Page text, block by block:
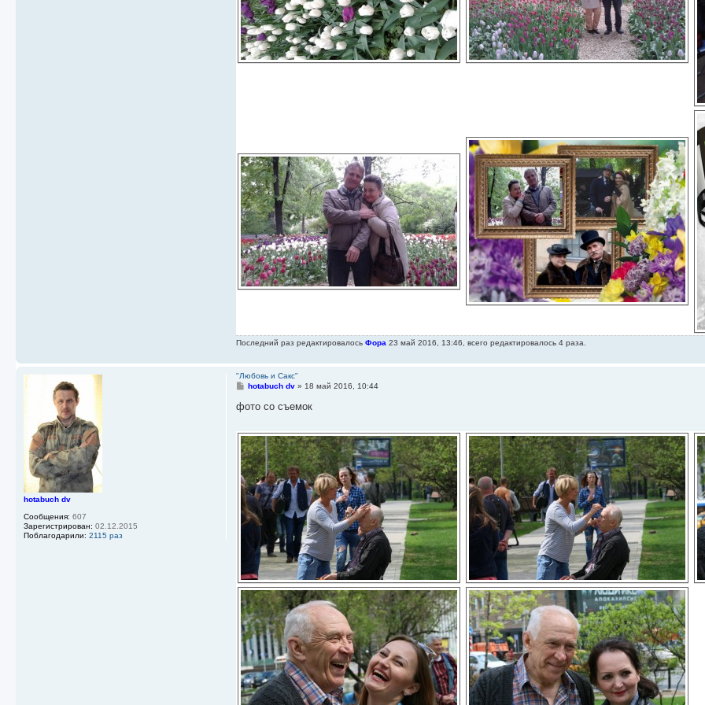
Последний раз редактировалось Фора 23 май 2016, 13:46, всего редактировалось 4 раза.
hotabuch dv
Сообщения: 607
Зарегистрирован: 02.12.2015
Поблагодарили: 2115 раз
"Любовь и Сакс"
С
о
е
н
и
е
hotabuch dv » 18 май 2016, 10:44
фото со съемок